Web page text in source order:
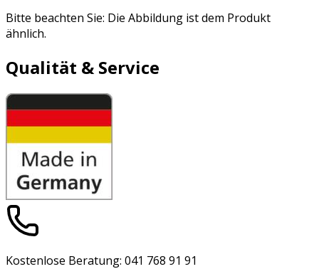
Bitte beachten Sie: Die Abbildung ist dem Produkt
ähnlich.
Qualität & Service
Kostenlose Beratung: 041 768 91 91